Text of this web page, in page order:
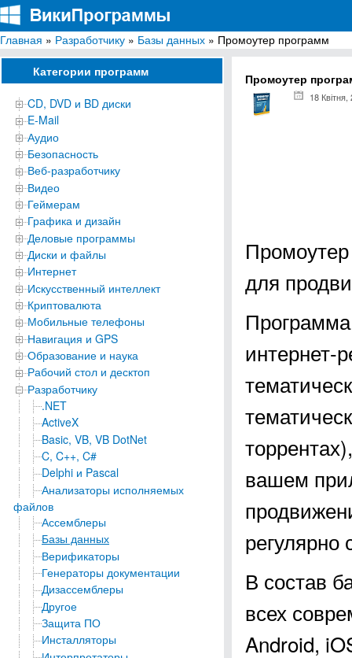
ВикиПрограммы
Энциклопедия бесплатных компьютерных программ для Windows
Главная » Разработчику » Базы данных » Промоутер программ
Категории программ
CD, DVD и BD диски
E-Mail
Аудио
Безопасность
Веб-разработчику
Видео
Геймерам
Графика и дизайн
Деловые программы
Диски и файлы
Интернет
Искусственный интеллект
Криптовалюта
Мобильные телефоны
Навигация и GPS
Образование и наука
Рабочий стол и десктоп
Разработчику
.NET
ActiveX
Basic, VB, VB DotNet
C, C++, C#
Delphi и Pascal
Анализаторы исполняемых
файлов
Ассемблеры
Базы данных
Верификаторы
Генераторы документации
Дизассемблеры
Другое
Защита ПО
Инсталляторы
Промоутер
18 Квітня,
для
интернет-
вашем
регулярно
В состав
всех
Android,